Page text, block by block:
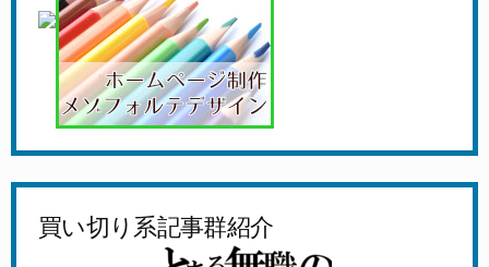
買い切り系記事群紹介